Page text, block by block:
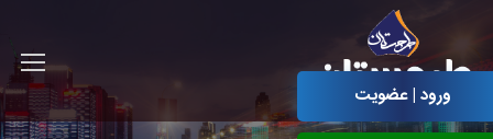
ورود | عضویت